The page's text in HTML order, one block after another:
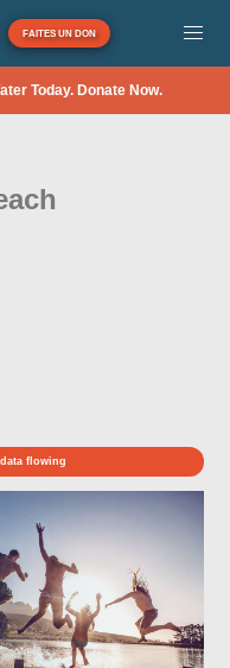
FAITES UN DON
Today. Donate Now.
flowing